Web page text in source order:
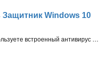
Защитник Windows 10
Чтобы проверить работу антивирусной защиты, если вы используете встроенный антивирус Windows 10 – Защитник Windows, воспользуйтесь несколькими общедоступными инструментами от Microsoft, созданными для этой цели